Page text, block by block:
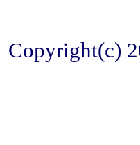
Copyright(c)